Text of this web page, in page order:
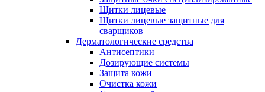
Щитки лицевые
Щитки лицевые защитные для
сварщиков
Дерматологические средства
Антисептики
Дозирующие системы
Защита кожи
Очистка кожи